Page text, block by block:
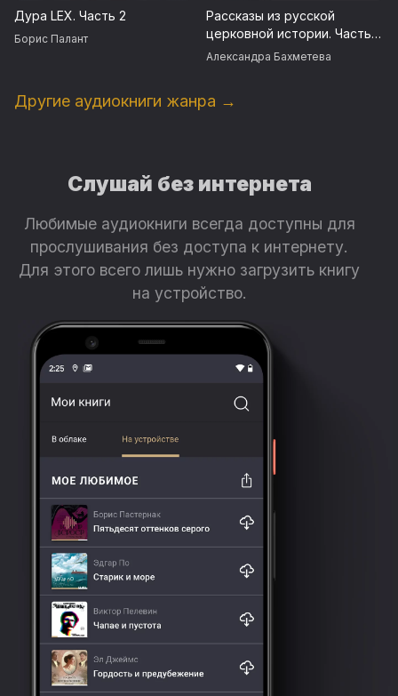
Дура LEX. Часть 2
Борис Палант
Рассказы из русской
церковной истории. Часть
вторая
Александра Бахметева
Другие аудиокниги жанра →
Слушай без интернета
Любимые аудиокниги всегда доступны для
прослушивания без доступа к интернету.
Для этого всего лишь нужно загрузить книгу
на устройство.